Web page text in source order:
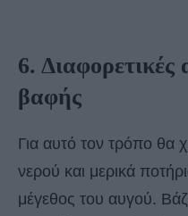
6. Διαφορετικές
βαφής
Για αυτό τον τρόπο θα
νερού και μερικά
μέγεθος του αυγού.